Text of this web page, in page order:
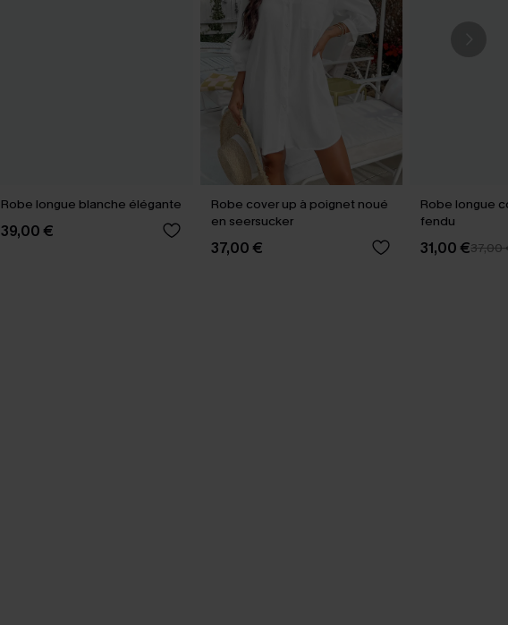
Robe longue blanche élégante
39,00 €
Robe cover up à poignet noué
en seersucker
37,00 €
Robe longue
fendu
31,00 €37,00